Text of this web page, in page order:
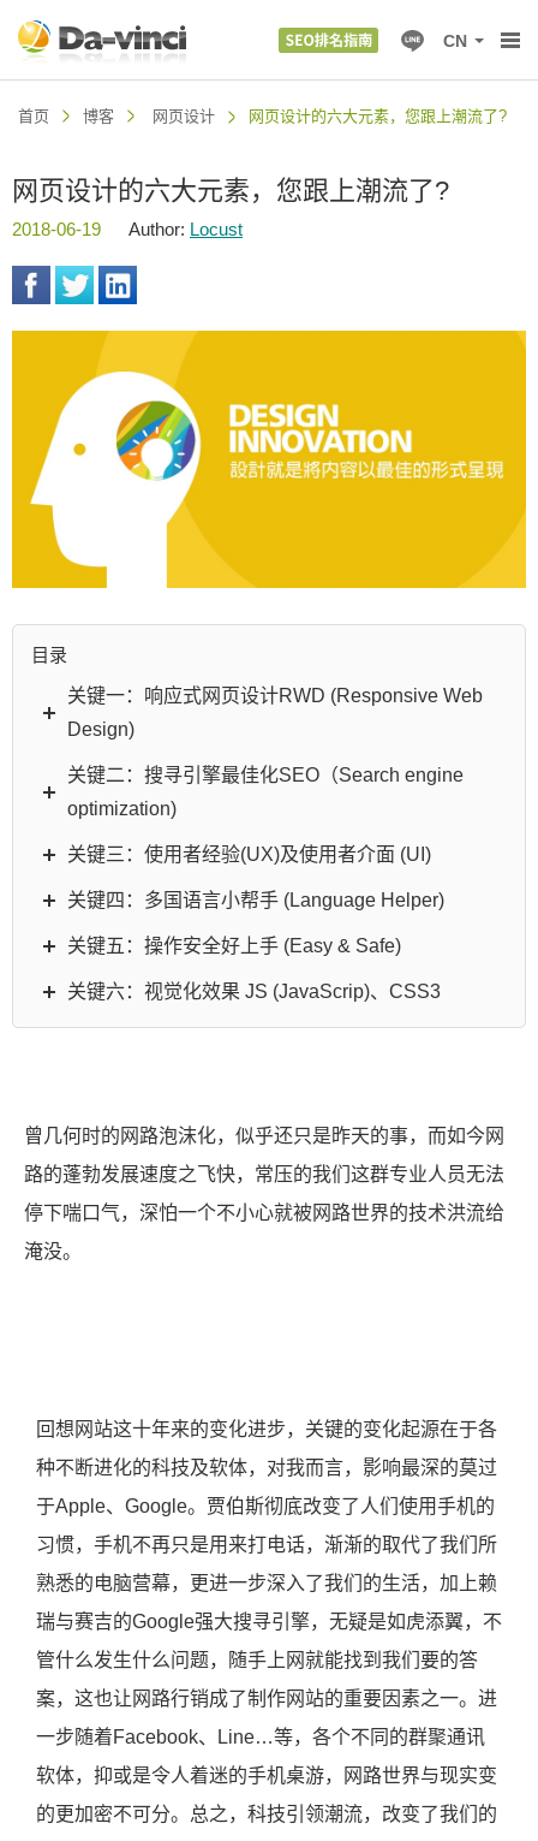
CN
首页 博客 网页设计 网页设计的六大元素，您跟上潮流了?
网页设计的六大元素，您跟上潮流了?
2018-06-19 Author: Locust
目录
关键一：响应式网页设计RWD (Responsive Web
Design)
关键二：搜寻引擎最佳化SEO（Search engine
optimization)
关键三：使用者经验(UX)及使用者介面 (UI)
关键四：多国语言小帮手 (Language Helper)
关键五：操作安全好上手 (Easy & Safe)
关键六：视觉化效果 JS (JavaScrip)、CSS3
曾几何时的网路泡沫化，似乎还只是昨天的事，而如今网
路的蓬勃发展速度之飞快，常压的我们这群专业人员无法
停下喘口气，深怕一个不小心就被网路世界的技术洪流给
淹没。
回想网站这十年来的变化进步，关键的变化起源在于各
种不断进化的科技及软体，对我而言，影响最深的莫过
于Apple、 Google。贾伯斯彻底改变了人们使用手机的
习惯，手机不再只是用来打电话，渐渐的取代了我们所
熟悉的电脑营幕，更进一步深入了我们的生活，加上赖
瑞与赛吉的Google强大搜寻引擎，无疑是如虎添翼，不
管什么发生什么问题，随手上网就能找到我们要的答
案，这也让网路行销成了制作网站的重要因素之一。 进
一步随着Facebook、 Line…等，各个不同的群聚通讯
软体，抑或是令人着迷的手机桌游，网路世界与现实变
的更加密不可分。总之，科技引领潮流，改变了我们的